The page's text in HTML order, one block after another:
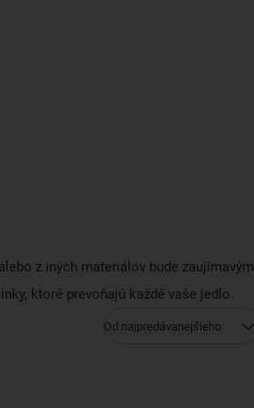
z iných materiálov bude zaujímavým
ktoré prevoňajú každé vaše jedlo.
Od najpredávanejšieho